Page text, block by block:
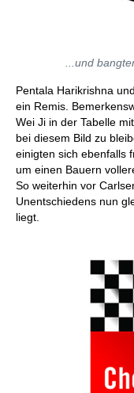
...und
Pentala Harikrishna
ein Remis.
Wei Ji in der Tabelle
bei diesem Bild zu
einigten sich ebenfalls
um einen Bauern
So weiterhin vor
Unentschiedens nun
liegt.